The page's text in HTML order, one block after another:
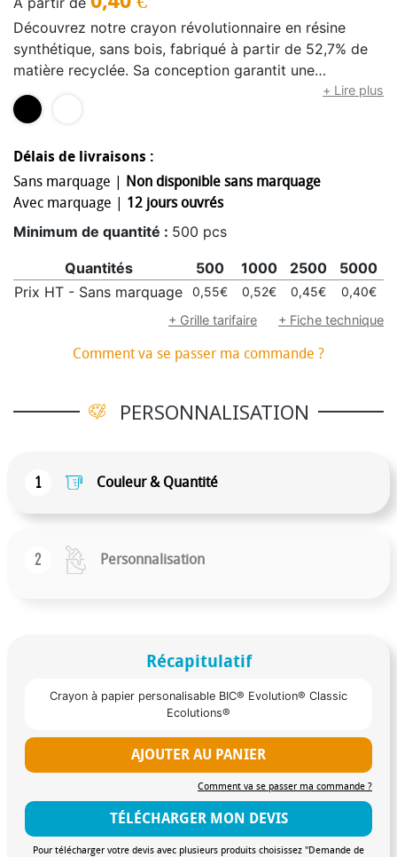
Découvrez notre crayon révolutionnaire en résine
synthétique, sans bois, fabriqué à partir de 52,7% de
matière recyclée. Sa conception garantit une
expérience d'écriture sans écharde en cas de casse,
avec une mine de graphite HB résistante. Optez pour
compromis. Fabriqué en France.
+ Lire plus
Délais de livraisons :
Sans marquage | Non disponible sans marquage
Avec marquage | 12 jours ouvrés
Minimum de quantité : 500 pcs
Quantités 500 1000 2500
5000
Prix HT - Sans marquage
0,55€ 0,52€ 0,45€
0,40€
+ Grille tarifaire
+ Fiche technique
Comment va se passer ma commande ?
PERSONNALISATION
1 Couleur & Quantité
2 Personnalisation
Récapitulatif
Crayon à papier personalisable BIC® Evolution® Classic
Ecolutions®
AJOUTER AU PANIER
Comment va se passer ma commande ?
TÉLÉCHARGER MON DEVIS
Pour télécharger votre devis avec plusieurs produits choisissez "Demande de